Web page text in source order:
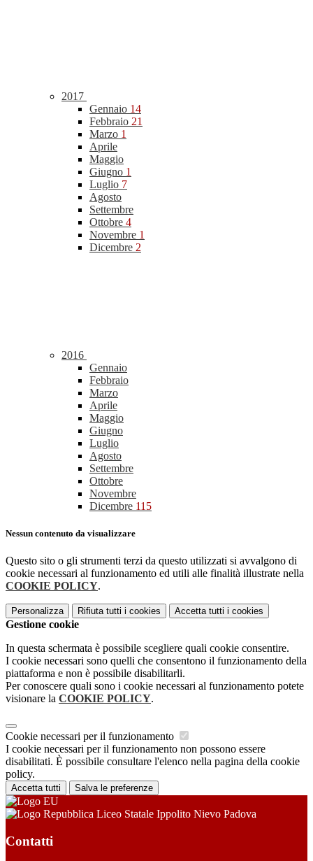
2017
Gennaio 14
Febbraio 21
Marzo 1
Aprile
Maggio
Giugno 1
Luglio 7
Agosto
Settembre
Ottobre 4
Novembre 1
Dicembre 2
2016
Gennaio
Febbraio
Marzo
Aprile
Maggio
Giugno
Luglio
Agosto
Settembre
Ottobre
Novembre
Dicembre 115
Nessun contenuto da visualizzare
Questo sito o gli strumenti terzi da questo utilizzati si avvalgono di
cookie necessari al funzionamento ed utili alle finalità illustrate nella
COOKIE POLICY.
Personalizza Rifiuta tutti i cookies Accetta tutti i cookies
Gestione cookie
In questa schermata è possibile scegliere quali cookie consentire.
I cookie necessari sono quelli che consentono il funzionamento della
piattaforma e non è possibile disabilitarli.
Per conoscere quali sono i cookie necessari al funzionamento potete
visionare la COOKIE POLICY.
Cookie necessari per il funzionamento
I cookie necessari per il funzionamento non possono essere
disabilitati. È possibile consultare l'elenco nella pagina della cookie
policy.
Accetta tutti Salva le preferenze
Liceo Statale Ippolito Nievo Padova
Contatti